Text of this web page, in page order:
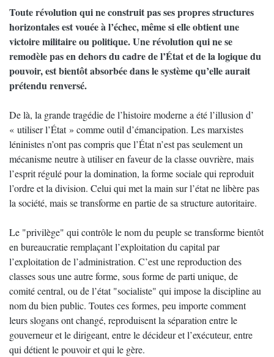
Toute révolution qui ne construit pas ses propres structures
horizontales est vouée à l’échec, même si elle obtient une
victoire militaire ou politique. Une révolution qui ne se
remodèle pas en dehors du cadre de l’État et de la logique du
pouvoir, est bientôt absorbée dans le système qu’elle aurait
prétendu renversé.
De là, la grande tragédie de l’histoire moderne a été l’illusion d’
« utiliser l’État » comme outil d’émancipation. Les marxistes
léninistes n’ont pas compris que l’État n’est pas seulement un
mécanisme neutre à utiliser en faveur de la classe ouvrière, mais
l’esprit régulé pour la domination, la forme sociale qui reproduit
l’ordre et la division. Celui qui met la main sur l’état ne libère pas
la société, mais se transforme en partie de sa structure autoritaire.
Le "privilège" qui contrôle le nom du peuple se transforme bientôt
en bureaucratie remplaçant l’exploitation du capital par
l’exploitation de l’administration. C’est une reproduction des
classes sous une autre forme, sous forme de parti unique, de
comité central, ou de l’état "socialiste" qui impose la discipline au
nom du bien public. Toutes ces formes, peu importe comment
leurs slogans ont changé, reproduisent la séparation entre le
gouverneur et le dirigeant, entre le décideur et l’exécuteur, entre
qui détient le pouvoir et qui le gère.